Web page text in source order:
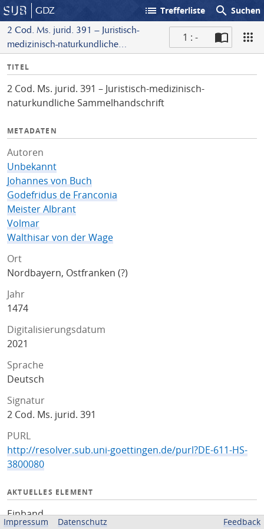
GDZ list Trefferliste search Suchen
2 Cod. Ms. jurid. 391 – Juristisch-
medizinisch-naturkundliche
1 : -
I
f
o
TITEL
2 Cod. Ms. jurid. 391 – Juristisch-medizinisch-
naturkundliche Sammelhandschrift
METADATEN
Autoren
Unbekannt
Johannes von Buch
Godefridus de Franconia
Meister Albrant
Volmar
Walthisar von der Wage
Ort
Nordbayern, Ostfranken (?)
Jahr
1474
Digitalisierungsdatum
2021
Sprache
Deutsch
Signatur
2 Cod. Ms. jurid. 391
PURL
http://resolver.sub.uni-goettingen.de/purl?DE-611-HS-
3800080
AKTUELLES ELEMENT
Einband
Impressum Datenschutz Feedback